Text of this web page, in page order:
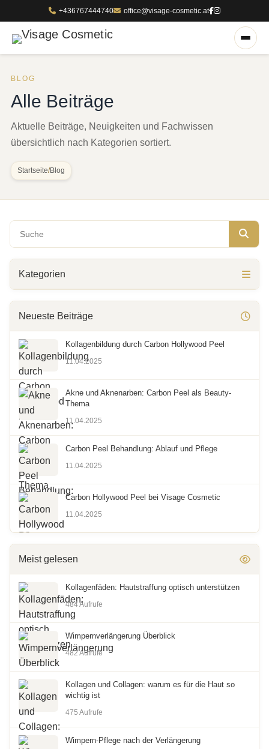
+436767444740 office@visage-cosmetic.at
BLOG
Alle Beiträge
Aktuelle Beiträge, Neuigkeiten und Fachwissen
übersichtlich nach Kategorien sortiert.
Startseite/Blog
Kategorien
Neueste Beiträge
Kollagenbildung durch Carbon Hollywood Peel
11.04.2025
Akne und Aknenarben: Carbon Peel als Beauty-
Thema
11.04.2025
Carbon Peel Behandlung: Ablauf und Pflege
11.04.2025
Carbon Hollywood Peel bei Visage Cosmetic
11.04.2025
Meist gelesen
Kollagenfäden: Hautstraffung optisch unterstützen
484 Aufrufe
Wimpernverlängerung Überblick
482 Aufrufe
Kollagen und Collagen: warum es für die Haut so
wichtig ist
475 Aufrufe
Wimpern-Pflege nach der Verlängerung